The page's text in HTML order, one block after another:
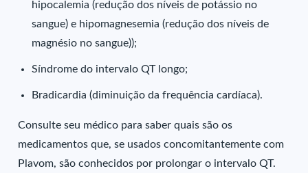
hipocalemia (redução dos níveis de potássio no
sangue) e hipomagnesemia (redução dos níveis de
magnésio no sangue));
Síndrome do intervalo QT longo;
Bradicardia (diminuição da frequência cardíaca).
Consulte seu médico para saber quais são os
medicamentos que, se usados concomitantemente com
Plavom, são conhecidos por prolongar o intervalo QT.